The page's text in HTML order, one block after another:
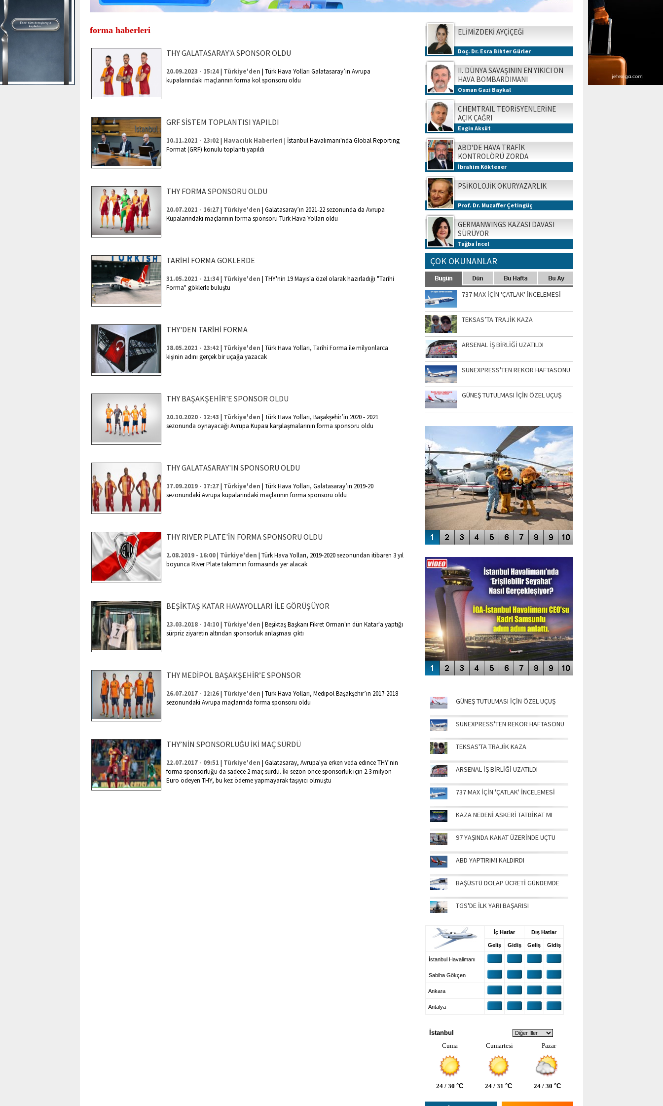
forma haberleri
THY GALATASARAY'A SPONSOR OLDU
20.09.2023 - 15:24| Türkiye'den | Türk Hava Yolları Galatasaray’ın Avrupa
kupalarındaki maçlarının forma kol sponsoru oldu
GRF SİSTEM TOPLANTISI YAPILDI
10.11.2021 - 23:02| Havacılık Haberleri | İstanbul Havalimanı'nda Global Reporting
Format (GRF) konulu toplantı yapıldı
THY FORMA SPONSORU OLDU
20.07.2021 - 16:27| Türkiye'den | Galatasaray’ın 2021-22 sezonunda da Avrupa
Kupalarındaki maçlarının forma sponsoru Türk Hava Yolları oldu
TARİHİ FORMA GÖKLERDE
31.05.2021 - 21:34| Türkiye'den | THY'nin 19 Mayıs'a özel olarak hazırladığı "Tarihi
Forma" göklerle buluştu
THY'DEN TARİHİ FORMA
18.05.2021 - 23:42| Türkiye'den | Türk Hava Yolları, Tarihi Forma ile milyonlarca
kişinin adını gerçek bir uçağa yazacak
THY BAŞAKŞEHİR'E SPONSOR OLDU
20.10.2020 - 12:43 | Türkiye'den | Türk Hava Yolları, Başakşehir’in 2020 - 2021
sezonunda oynayacağı Avrupa Kupası karşılaşmalarının forma sponsoru oldu
THY GALATASARAY'IN SPONSORU OLDU
17.09.2019 - 17:27| Türkiye'den | Türk Hava Yolları, Galatasaray’ın 2019-20
sezonundaki Avrupa kupalarındaki maçlarının forma sponsoru oldu
THY RIVER PLATE'İN FORMA SPONSORU OLDU
2.08.2019 - 16:00| Türkiye'den | Türk Hava Yolları, 2019-2020 sezonundan itibaren 3 yıl
boyunca River Plate takımının formasında yer alacak
BEŞİKTAŞ KATAR HAVAYOLLARI İLE GÖRÜŞÜYOR
23.03.2018 - 14:10| Türkiye'den | Beşiktaş Başkanı Fikret Orman'ın dün Katar'a yaptığı
sürpriz ziyaretin altından sponsorluk anlaşması çıktı
THY MEDİPOL BAŞAKŞEHİR’E SPONSOR
26.07.2017 - 12:26| Türkiye'den | Türk Hava Yolları, Medipol Başakşehir’in 2017-2018
sezonundaki Avrupa maçlarında forma sponsoru oldu
THY’NİN SPONSORLUĞU İKİ MAÇ SÜRDÜ
22.07.2017 - 09:51 | Türkiye'den | Galatasaray, Avrupa'ya erken veda edince THY'nin
forma sponsorluğu da sadece 2 maç sürdü. İki sezon önce sponsorluk için 2.3 milyon
Euro ödeyen THY, bu kez ödeme yapmayarak taşıyıcı olmuştu
ELİMİZDEKİ AYÇİÇEĞİ
Doç. Dr. Esra Bihter Gürler
II. DÜNYA SAVAŞININ EN YIKICI ON
HAVA BOMBARDIMANI
Osman Gazi Baykal
CHEMTRAIL TEORİSYENLERİNE
AÇIK ÇAĞRI
Engin Aksüt
ABD'DE HAVA TRAFİK
KONTROLÖRÜ ZORDA
İbrahim Köktener
PSİKOLOJİK OKURYAZARLIK
Prof. Dr. Muzaffer Çetingüç
GERMANWINGS KAZASI DAVASI
SÜRÜYOR
Tuğba İncel
ÇOK OKUNANLAR
737 MAX İÇİN 'ÇATLAK' İNCELEMESİ
TEKSAS’TA TRAJİK KAZA
ARSENAL İŞ BİRLİĞİ UZATILDI
SUNEXPRESS'TEN REKOR HAFTASONU
GÜNEŞ TUTULMASI İÇİN ÖZEL UÇUŞ
SİNGAPUR AIRSHOW-2020
ENGELLERİN AŞILDIĞI HAVALİMANI
GÜNEŞ TUTULMASI İÇİN ÖZEL UÇUŞ
SUNEXPRESS'TEN REKOR HAFTASONU
TEKSAS'TA TRAJİK KAZA
ARSENAL İŞ BİRLİĞİ UZATILDI
737 MAX İÇİN 'ÇATLAK' İNCELEMESİ
KAZA NEDENİ ASKERİ TATBİKAT MI
97 YAŞINDA KANAT ÜZERİNDE UÇTU
ABD YAPTIRIMI KALDIRDI
BAŞÜSTÜ DOLAP ÜCRETİ GÜNDEMDE
TGS'DE İLK YARI BAŞARISI
İç Hatlar Dış Hatlar
Geliş Gidiş Geliş Gidiş
İstanbul Havalimanı
Sabiha Gökçen
Ankara
Antalya
İstanbul
Cuma
Cumartesi Pazar
24 / 30 °C 24 / 31 °C 24 / 30 °C